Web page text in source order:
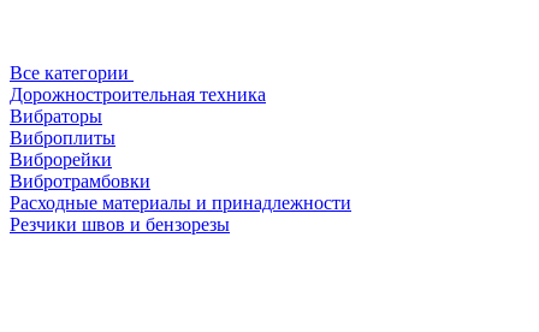
Все категории
Дорожностроительная техника
Вибраторы
Виброплиты
Виброрейки
Вибротрамбовки
Расходные материалы и принадлежности
Резчики швов и бензорезы